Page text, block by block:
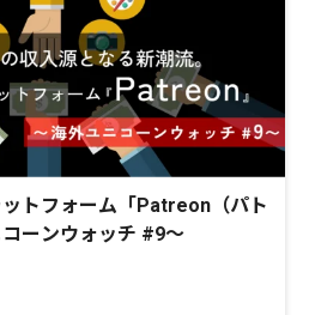
トフォーム「Patreon（パト
ーンウォッチ #9〜